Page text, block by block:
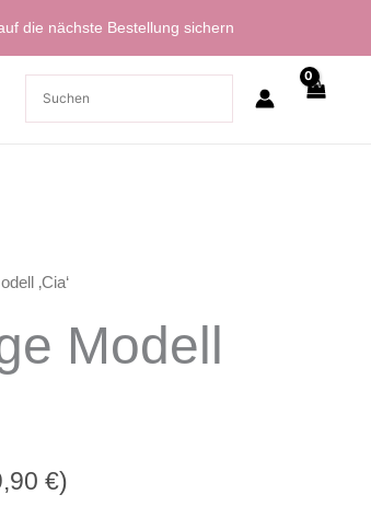
die nächste Bestellung sichern
‚Cia‘
Modell
€)